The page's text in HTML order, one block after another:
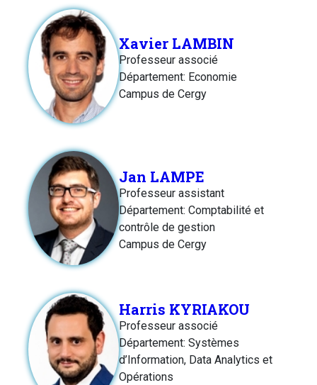
Xavier LAMBIN
Professeur associé
Département: Economie
Campus de Cergy
Jan LAMPE
Professeur assistant
Département: Comptabilité et
contrôle de gestion
Campus de Cergy
Harris KYRIAKOU
Professeur associé
Département: Systèmes
d’Information, Data Analytics et
Opérations